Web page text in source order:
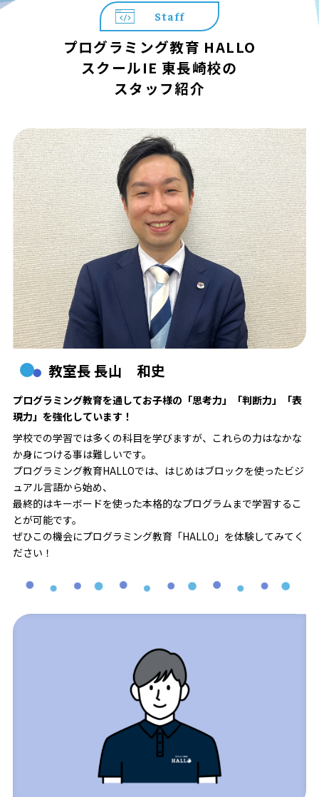
Staff
プログラミング教育 HALLO
スクールIE 東長崎校の
スタッフ紹介
教室長 長山 和史
プログラミング教育を通してお子様の「思考力」「判断力」「表
現力」を強化しています！
学校での学習では多くの科目を学びますが、これらの力はなかな
か身につける事は難しいです。
プログラミング教育HALLOでは、はじめはブロックを使ったビジ
ュアル言語から始め、
最終的はキーボードを使った本格的なプログラムまで学習するこ
とが可能です。
ぜひこの機会にプログラミング教育「HALLO」を体験してみてく
ださい！